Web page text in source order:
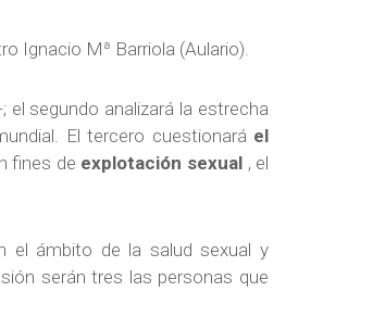
Ignacio Mª Barriola (Aulario).
segundo analizará la estrecha
El tercero cuestionará el
fines de explotación sexual , el
el ámbito de la salud sexual y
serán tres las personas que